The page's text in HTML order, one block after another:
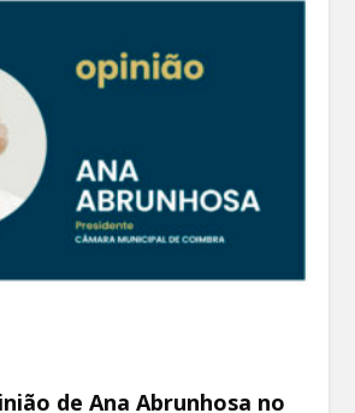
de Ana Abrunhosa no